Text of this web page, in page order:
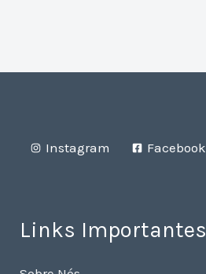
Instagram Facebook
Links Importantes